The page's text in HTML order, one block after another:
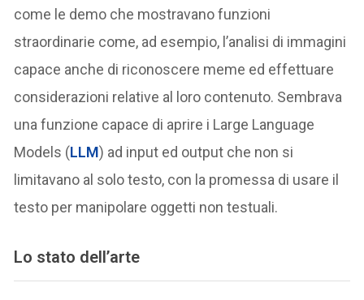
come le demo che mostravano funzioni
straordinarie come, ad esempio, l’analisi di immagini
capace anche di riconoscere meme ed effettuare
considerazioni relative al loro contenuto. Sembrava
una funzione capace di aprire i Large Language
Models (LLM) ad input ed output che non si
limitavano al solo testo, con la promessa di usare il
testo per manipolare oggetti non testuali.
Lo stato dell’arte